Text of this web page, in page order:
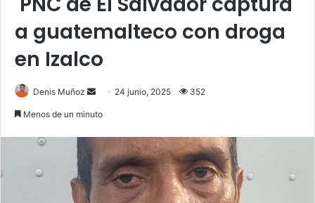
a guatemalteco con droga
en Izalco
Denis Muñoz
Send 24 junio, 2025 352
Menos de un minuto